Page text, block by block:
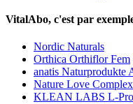
VitalAbo, c'est par
Nordic Naturals
Orthica Orthiflor Fem
anatis Naturprodukte
Nature Love
KLEAN LABS L-